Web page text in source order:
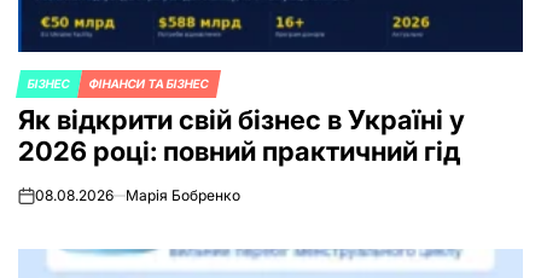
POSTED
IN
БІЗНЕС ФІНАНСИ ТА БІЗНЕС
Як відкрити свій бізнес в Україні у
2026 році: повний практичний гід
on08.08.2026 Марія Бобренко